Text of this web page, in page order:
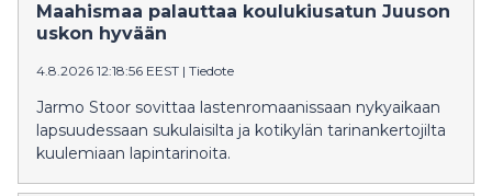
Maahismaa palauttaa koulukiusatun Juuson
uskon hyvään
4.8.2026 12:18:56 EEST | Tiedote
Jarmo Stoor sovittaa lastenromaanissaan nykyaikaan
lapsuudessaan sukulaisilta ja kotikylän tarinankertojilta
kuulemiaan lapintarinoita.